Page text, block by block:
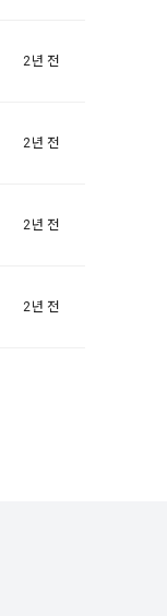
2년 전
2년 전
2년 전
2년 전